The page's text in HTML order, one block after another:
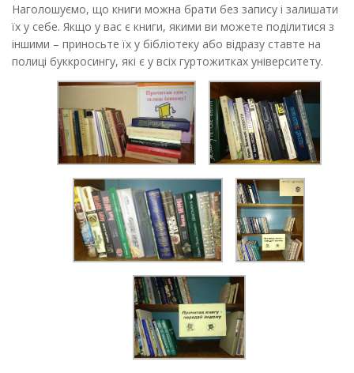
Наголошуємо, що книги можна брати без запису і залишати
їх у себе. Якщо у вас є книги, якими ви можете поділитися з
іншими – приносьте їх у бібліотеку або відразу ставте на
полиці буккросингу, які є у всіх гуртожитках університету.